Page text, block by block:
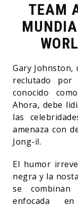
TEAM
Gary Johnston,
reclutado
conocido
Ahora, debe
las
amenaza con
Jong-il.
El humor
negra y la
se
enfocada